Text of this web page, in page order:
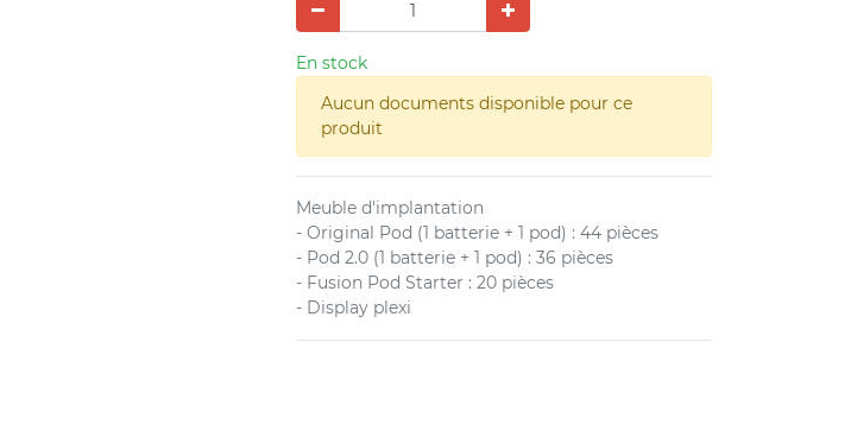
En stock
Aucun documents disponible pour ce
produit
Meuble d'implantation
- Original Pod (1 batterie + 1 pod) : 44 pièces
- Pod 2.0 (1 batterie + 1 pod) : 36 pièces
- Fusion Pod Starter : 20 pièces
- Display plexi